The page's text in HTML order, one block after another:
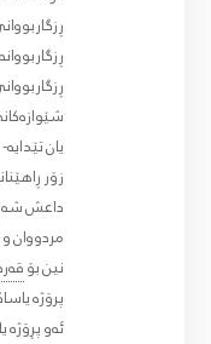
یان
زۆر
داعش
مردووان
نین بۆ
پرۆژە
ئەو